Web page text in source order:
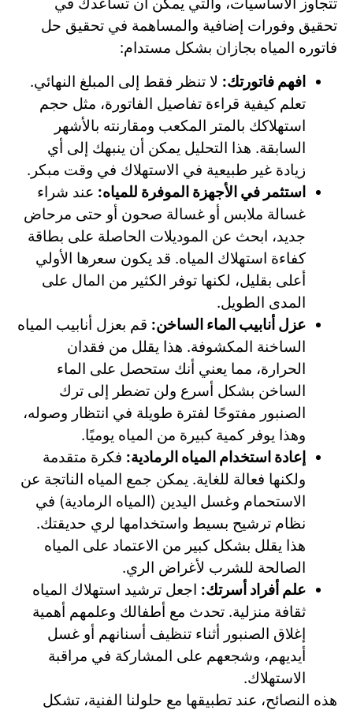
تتجاوز الأساسيات، والتي يمكن أن تساعدك في
تحقيق وفورات إضافية والمساهمة في تحقيق حل
فاتوره المياه بجازان بشكل مستدام:
افهم فاتورتك: لا تنظر فقط إلى المبلغ النهائي.
تعلم كيفية قراءة تفاصيل الفاتورة، مثل حجم
استهلاكك بالمتر المكعب ومقارنته بالأشهر
السابقة. هذا التحليل يمكن أن ينبهك إلى أي
زيادة غير طبيعية في الاستهلاك في وقت مبكر.
استثمر في الأجهزة الموفرة للمياه: عند شراء
غسالة ملابس أو غسالة صحون أو حتى مرحاض
جديد، ابحث عن الموديلات الحاصلة على بطاقة
كفاءة استهلاك المياه. قد يكون سعرها الأولي
أعلى بقليل، لكنها توفر الكثير من المال على
المدى الطويل.
عزل أنابيب الماء الساخن: قم بعزل أنابيب المياه
الساخنة المكشوفة. هذا يقلل من فقدان
الحرارة، مما يعني أنك ستحصل على الماء
الساخن بشكل أسرع ولن تضطر إلى ترك
الصنبور مفتوحًا لفترة طويلة في انتظار وصوله،
وهذا يوفر كمية كبيرة من المياه يوميًا.
إعادة استخدام المياه الرمادية: فكرة متقدمة
ولكنها فعالة للغاية. يمكن جمع المياه الناتجة عن
الاستحمام وغسل اليدين (المياه الرمادية) في
نظام ترشيح بسيط واستخدامها لري حديقتك.
هذا يقلل بشكل كبير من الاعتماد على المياه
الصالحة للشرب لأغراض الري.
علم أفراد أسرتك: اجعل ترشيد استهلاك المياه
ثقافة منزلية. تحدث مع أطفالك وعلمهم أهمية
إغلاق الصنبور أثناء تنظيف أسنانهم أو غسل
أيديهم، وشجعهم على المشاركة في مراقبة
الاستهلاك.
هذه النصائح، عند تطبيقها مع حلولنا الفنية، تشكل